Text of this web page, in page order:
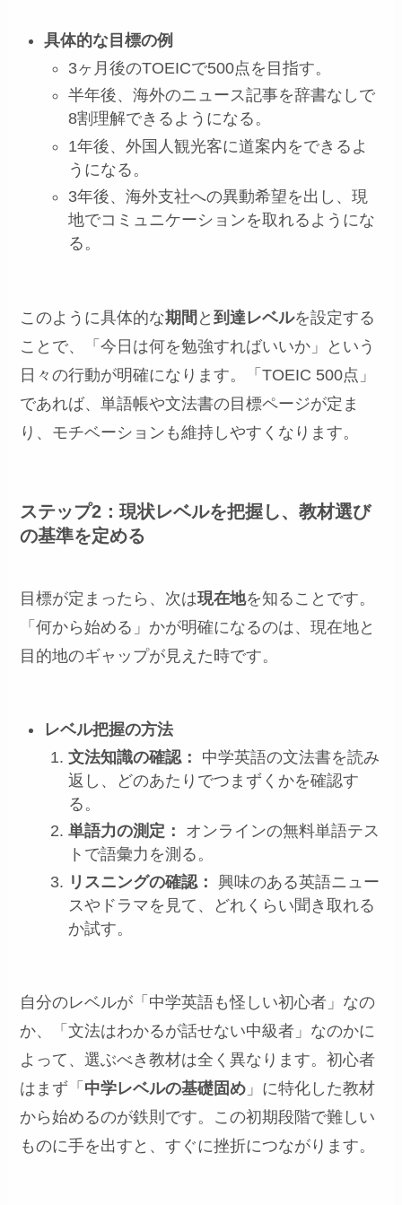
具体的な目標の例
3ヶ月後のTOEICで500点を目指す。
半年後、海外のニュース記事を辞書なしで
8割理解できるようになる。
1年後、外国人観光客に道案内をできるよ
うになる。
3年後、海外支社への異動希望を出し、現
地でコミュニケーションを取れるようにな
る。
このように具体的な期間 と到達レベルを設定する
ことで、「今日は何を勉強すればいいか」という
日々の行動が明確になります。「TOEIC 500点」
であれば、単語帳や文法書の目標ページが定ま
り、モチベーションも維持しやすくなります。
ステップ2：現状レベルを把握し、教材選び
の基準を定める
目標が定まったら、次は現在地を知ることです。
「何から始める」かが明確になるのは、現在地と
目的地のギャップが見えた時です。
レベル把握の方法
文法知識の確認：
中学英語の文法書を読み
返し、どのあたりでつまずくかを確認す
る。
単語力の測定：
オンラインの無料単語テス
トで語彙力を測る。
リスニングの確認： 興味のある英語ニュー
スやドラマを見て、どれくらい聞き取れる
か試す。
自分のレベルが「中学英語も怪しい初心者」なの
か、「文法はわかるが話せない中級者」なのかに
よって、選ぶべき教材は全く異なります。初心者
はまず「 中学レベルの基礎固め 」に特化した教材
から始めるのが鉄則です。この初期段階で難しい
ものに手を出すと、すぐに挫折につながります。